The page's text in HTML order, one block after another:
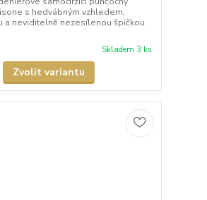
s hedvábným vzhledem,
a neviditelně nezesílenou špičkou.
Skladem 3 ks
Zvolit variantu